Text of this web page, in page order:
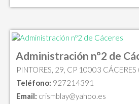
Administración nº2 de
PINTORES, 29, CP 10003 CÁCERES
Teléfono: 927214391
Email: crismblay@yahoo.es